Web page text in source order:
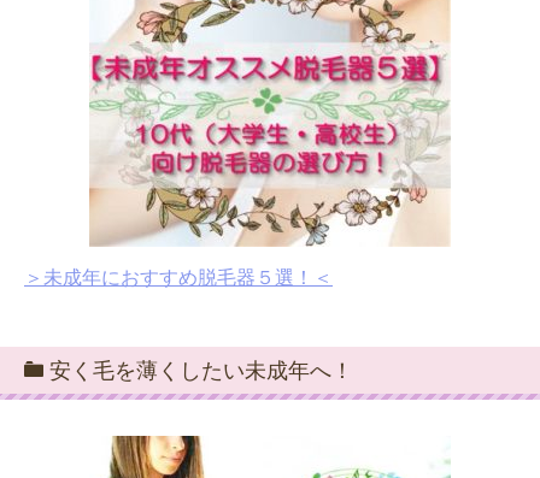
＞未成年におすすめ脱毛器５選！＜
安く毛を薄くしたい未成年へ！